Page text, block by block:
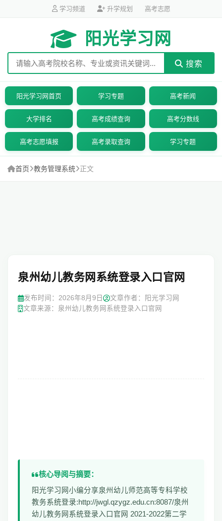
学习频道 升学规划 高考志愿
阳光学习网
搜索
阳光学习网首页 学习专题 高考新闻
大学排名 高考成绩查询 高考分数线
高考志愿填报 高考录取查询 学习专题
首页 教务管理系统 正文
泉州幼儿教务网系统登录入口官网
发布时间： 2026年8月9日
文章作者：阳光学习网
文章来源：泉州幼儿教务网系统登录入口官网
核心导阅与摘要：
阳光学习网小编分享泉州幼儿师范高等专科学校
教务系统登录:http://jwgl.qzygz.edu.cn:8087/泉州
幼儿教务网系统登录入口官网 2021-2022第二学